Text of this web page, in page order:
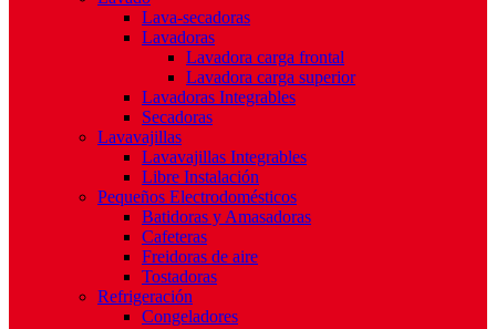
Lava-secadoras
Lavadoras
Lavadora carga frontal
Lavadora carga superior
Lavadoras Integrables
Secadoras
Lavavajillas
Lavavajillas Integrables
Libre Instalación
Pequeños Electrodomésticos
Batidoras y Amasadoras
Cafeteras
Freidoras de aire
Tostadoras
Refrigeración
Congeladores